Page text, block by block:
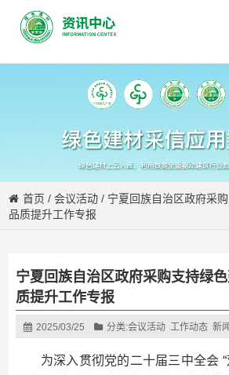
首页 /会议活动 / 宁夏回族自治区政府采
品质提升工作专报
宁夏回族自治区政府采购支持绿
质提升工作专报
2025/03/25 分类:会议活动 工作动态 新
为深入贯彻党的二十届三中全会